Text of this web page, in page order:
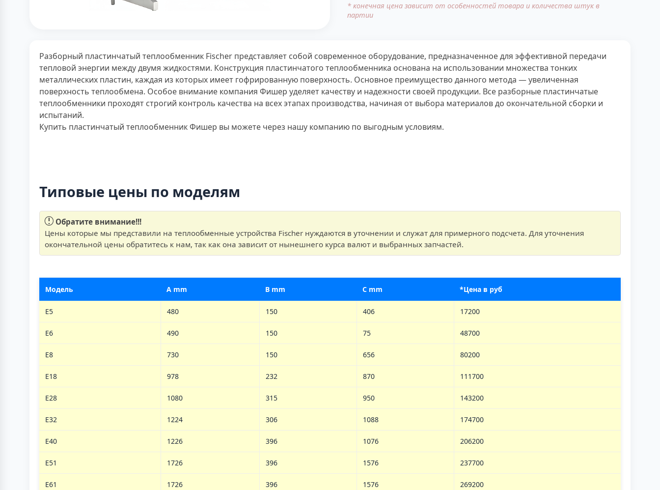
* конечная цена зависит от особенностей товара и количества штук в
партии
Разборный пластинчатый теплообменник Fischer представляет собой современное оборудование, предназначенное для эффективной передачи
тепловой энергии между двумя жидкостями. Конструкция пластинчатого теплообменника основана на использовании множества тонких
металлических пластин, каждая из которых имеет гофрированную поверхность. Основное преимущество данного метода — увеличенная
поверхность теплообмена. Особое внимание компания Фишер уделяет качеству и надежности своей продукции. Все разборные пластинчатые
теплообменники проходят строгий контроль качества на всех этапах производства, начиная от выбора материалов до окончательной сборки и
испытаний.
Купить пластинчатый теплообменник Фишер вы можете через нашу компанию по выгодным условиям.
Типовые цены по моделям
Обратите внимание!!!
Цены которые мы представили на теплообменные устройства Fischer нуждаются в уточнении и служат для примерного подсчета. Для уточнения
окончательной цены обратитесь к нам, так как она зависит от нынешнего курса валют и выбранных запчастей.
Модель А mm B mm C mm *Цена в руб
E5 480 150 406 17200
E6 490 150 75 48700
E8 730 150 656 80200
E18 978 232 870 111700
E28 1080 315 950 143200
E32 1224 306 1088 174700
E40 1226 396 1076 206200
E51 1726 396 1576 237700
E61 1726 396 1576 269200